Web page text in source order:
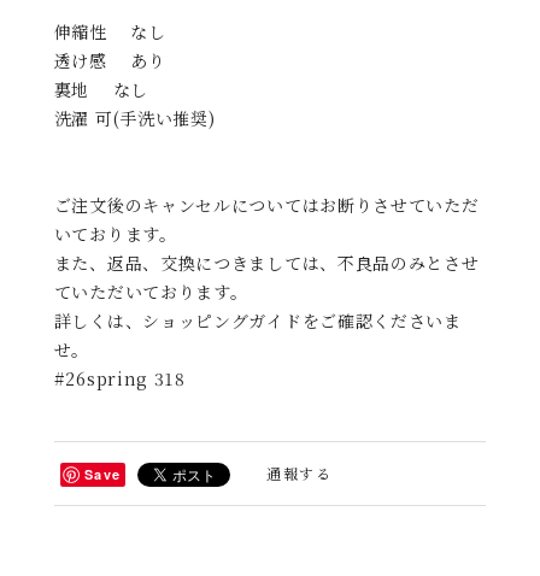
伸縮性 なし
透け感 あり
裏地 なし
洗濯 可(手洗い推奨)
ご注文後のキャンセルについてはお断りさせていただ
いております。
また、返品、交換につきましては、不良品のみとさせ
ていただいております。
詳しくは、ショッピングガイドをご確認くださいま
せ。
#26spring 318
Save 通報する